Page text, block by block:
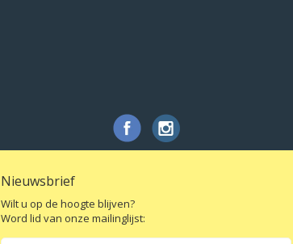
Nieuwsbrief
Wilt u op de hoogte blijven?
Word lid van onze mailinglijst: